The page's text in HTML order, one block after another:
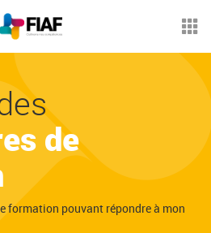
de
formation pouvant répondre à mon